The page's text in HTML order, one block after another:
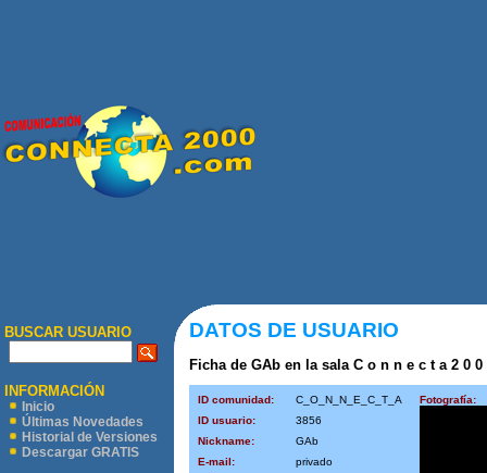
BUSCAR USUARIO
INFORMACIÓN
Inicio
Últimas Novedades
Historial de Versiones
Descargar GRATIS
DATOS DE USUARIO
Ficha de GAb en la sala C o n n e c t a 2 0 0
ID comunidad: C_O_N_N_E_C_T_A
Fotografía:
ID usuario:
3856
Nickname:
GAb
E-mail:
privado